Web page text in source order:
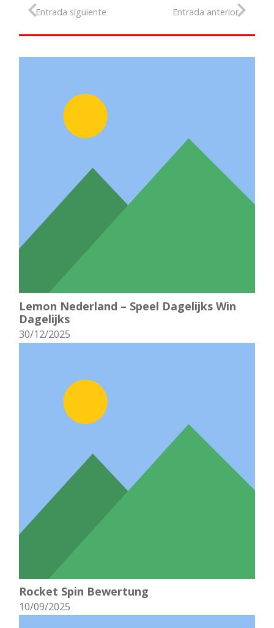
Entrada siguiente Entrada anterior
Lemon Nederland – Speel Dagelijks Win
Dagelijks
30/12/2025
Rocket Spin Bewertung
10/09/2025